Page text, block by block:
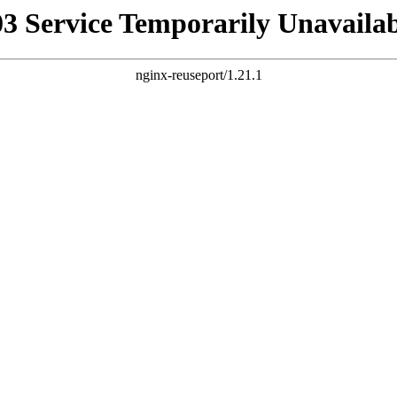
Service Temporarily
nginx-reuseport/1.21.1